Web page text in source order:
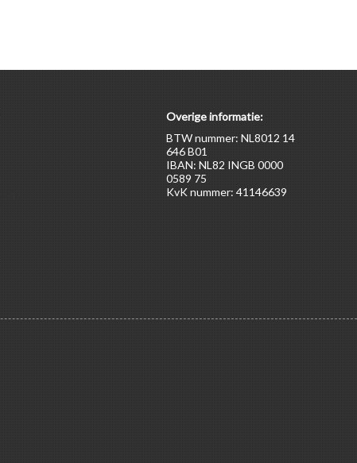
Overige informatie:
BTW nummer: NL8012 14
646 B01
IBAN: NL82 INGB 0000
0589 75
KvK nummer: 41146639